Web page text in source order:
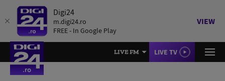
Digi24
m.digi24.ro
FREE - In Google Play
VIEW
LIVE FM LIVE TV